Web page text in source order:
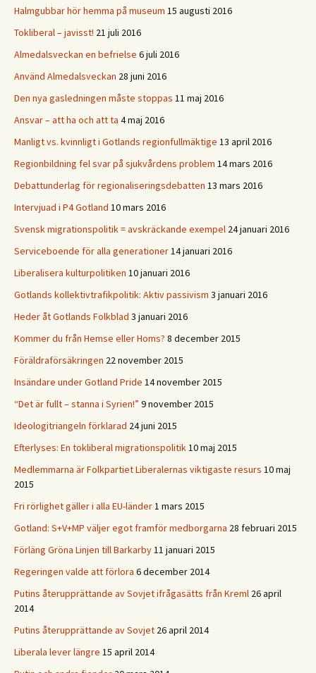
Halmgubbar hör hemma på museum 15 augusti 2016
Tokliberal – javisst! 21 juli 2016
Almedalsveckan en befrielse 6 juli 2016
Använd Almedalsveckan 28 juni 2016
Den nya gasledningen måste stoppas 11 maj 2016
Ansvar – att ha och att ta 4 maj 2016
Manligt vs. kvinnligt i Gotlands regionfullmäktige 13 april 2016
Regionbildning fel svar på sjukvårdens problem 14 mars 2016
Debattunderlag för regionaliseringsdebatten 13 mars 2016
Intervjuad i P4 Gotland 10 mars 2016
Svensk migrationspolitik = avskräckande exempel 24 januari 2016
Serviceboende för alla generationer14 januari 2016
Liberalisera kulturpolitiken 10 januari 2016
Gotlands kollektivtrafikpolitik: Aktiv passivism 3 januari 2016
Heder åt Gotlands Folkblad 3 januari 2016
Kommer du från Hemse eller Homs? 8 december 2015
Föräldraförsäkringen 22 november 2015
Insändare under Gotland Pride 14 november 2015
“Det är fullt – stanna i Syrien!” 9 november 2015
Ideologitriangeln förklarad 24 juni 2015
Efterlyses: En tokliberal migrationspolitik10 maj 2015
Medlemmarna är Folkpartiet Liberalernas viktigaste resurs 10 maj
2015
Fri rörlighet gäller i alla EU-länder1 mars 2015
Gotland: S+V+MP väljer egot framför medborgarna 28 februari 2015
Förläng Gröna Linjen till Barkarby11 januari 2015
Regeringen valde att förlora 6 december 2014
Putins återupprättande av Sovjet ifrågasätts från Kreml 26 april
2014
Putins återupprättande av Sovjet 26 april 2014
Liberala lever längre 15 april 2014